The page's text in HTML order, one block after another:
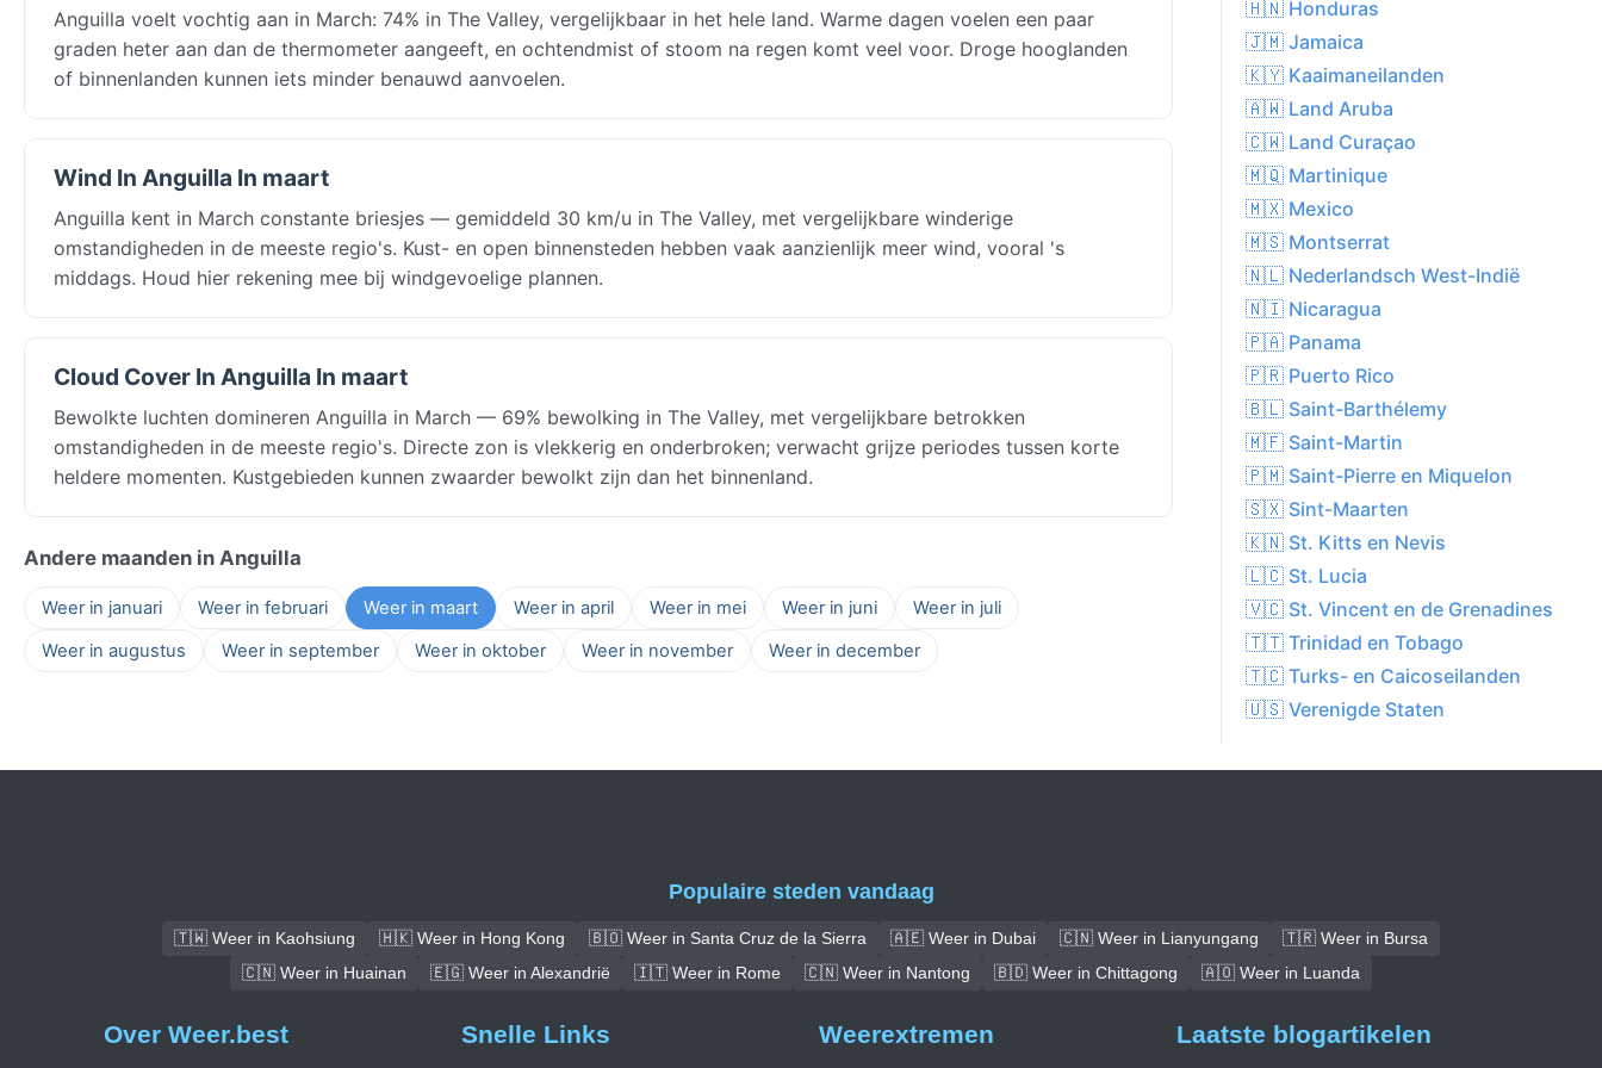
Anguilla voelt vochtig aan in March: 74% in The Valley, vergelijkbaar in het hele land. Warme dagen voelen een paar
graden heter aan dan de thermometer aangeeft, en ochtendmist of stoom na regen komt veel voor. Droge hooglanden
of binnenlanden kunnen iets minder benauwd aanvoelen.
Wind In Anguilla In maart
Anguilla kent in March constante briesjes — gemiddeld 30 km/u in The Valley, met vergelijkbare winderige
omstandigheden in de meeste regio's. Kust- en open binnensteden hebben vaak aanzienlijk meer wind, vooral 's
middags. Houd hier rekening mee bij windgevoelige plannen.
Cloud Cover In Anguilla In maart
Bewolkte luchten domineren Anguilla in March — 69% bewolking in The Valley, met vergelijkbare betrokken
omstandigheden in de meeste regio's. Directe zon is vlekkerig en onderbroken; verwacht grijze periodes tussen korte
heldere momenten. Kustgebieden kunnen zwaarder bewolkt zijn dan het binnenland.
Andere maanden in Anguilla
Weer in januari Weer in februari Weer in maart Weer in april Weer in mei Weer in juni
Weer in juli
Weer in augustus
Weer in september Weer in oktober Weer in november Weer in december
🇭🇳 Honduras
🇯🇲 Jamaica
🇰🇾 Kaaimaneilanden
🇦🇼 Land Aruba
🇨🇼 Land Curaçao
🇲🇶 Martinique
🇲🇽 Mexico
🇲🇸 Montserrat
🇳🇱 Nederlandsch West-Indië
🇳🇮 Nicaragua
🇵🇦 Panama
🇵🇷 Puerto Rico
🇧🇱 Saint-Barthélemy
🇲🇫 Saint-Martin
🇵🇲 Saint-Pierre en Miquelon
🇸🇽 Sint-Maarten
🇰🇳 St. Kitts en Nevis
🇱🇨 St. Lucia
🇻🇨 St. Vincent en de Grenadines
🇹🇹 Trinidad en Tobago
🇹🇨 Turks- en Caicoseilanden
🇺🇸 Verenigde Staten
Populaire steden vandaag
🇹🇼 Weer in Kaohsiung 🇭🇰 Weer in Hong Kong 🇧🇴 Weer in Santa Cruz de la Sierra 🇦🇪 Weer in Dubai 🇨🇳 Weer in Lianyungang
🇹🇷 Weer in Bursa
🇨🇳 Weer in Huainan
🇪🇬 Weer in Alexandrië 🇮🇹 Weer in Rome 🇨🇳 Weer in Nantong 🇧🇩 Weer in Chittagong 🇦🇴 Weer in Luanda
Over Weer.best Snelle Links Weerextremen Laatste blogartikelen